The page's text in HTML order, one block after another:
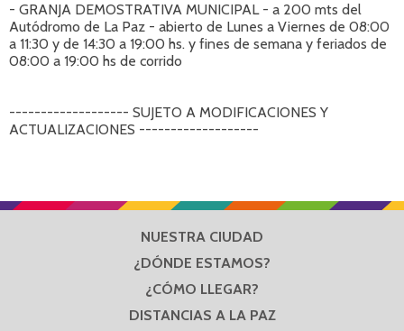
- GRANJA DEMOSTRATIVA MUNICIPAL - a 200 mts del
Autódromo de La Paz - abierto de Lunes a Viernes de 08:00
a 11:30 y de 14:30 a 19:00 hs. y fines de semana y feriados de
08:00 a 19:00 hs de corrido
------------------- SUJETO A MODIFICACIONES Y
ACTUALIZACIONES -------------------
NUESTRA CIUDAD
¿DÓNDE ESTAMOS?
¿CÓMO LLEGAR?
DISTANCIAS A LA PAZ